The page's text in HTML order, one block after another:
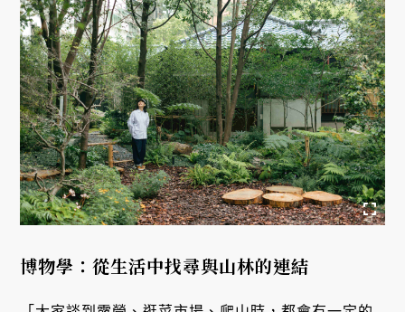
博物學：從生活中找尋與山林的連結